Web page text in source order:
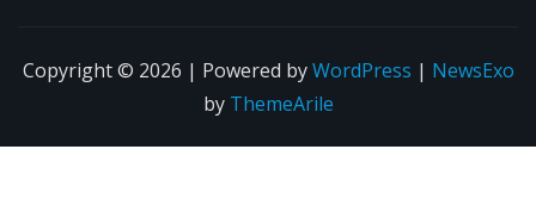
Copyright © 2026 | Powered byWordPress | NewsExo
by ThemeArile